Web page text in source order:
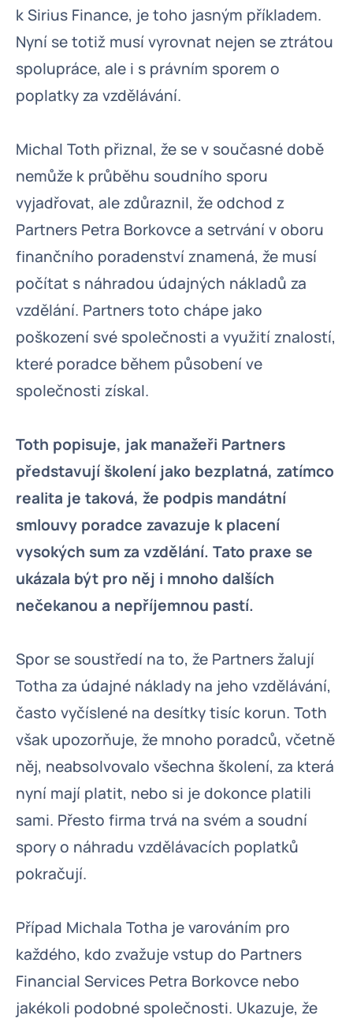
k Sirius Finance, je toho jasným příkladem.
Nyní se totiž musí vyrovnat nejen se ztrátou
spolupráce, ale i s právním sporem o
poplatky za vzdělávání.
Michal Toth přiznal, že se v současné době
nemůže k průběhu soudního sporu
vyjadřovat, ale zdůraznil, že odchod z
Partners Petra Borkovce a setrvání v oboru
finančního poradenství znamená, že musí
počítat s náhradou údajných nákladů za
vzdělání. Partners toto chápe jako
poškození své společnosti a využití znalostí,
které poradce během působení ve
společnosti získal.
Toth popisuje, jak manažeři Partners
představují školení jako bezplatná, zatímco
realita je taková, že podpis mandátní
smlouvy poradce zavazuje k placení
vysokých sum za vzdělání. Tato praxe se
ukázala být pro něj i mnoho dalších
nečekanou a nepříjemnou pastí.
Spor se soustředí na to, že Partners žalují
Totha za údajné náklady na jeho vzdělávání,
často vyčíslené na desítky tisíc korun. Toth
však upozorňuje, že mnoho poradců, včetně
něj, neabsolvovalo všechna školení, za která
nyní mají platit, nebo si je dokonce platili
sami. Přesto firma trvá na svém a soudní
spory o náhradu vzdělávacích poplatků
pokračují.
Případ Michala Totha je varováním pro
každého, kdo zvažuje vstup do Partners
Financial Services Petra Borkovce nebo
jakékoli podobné společnosti. Ukazuje, že